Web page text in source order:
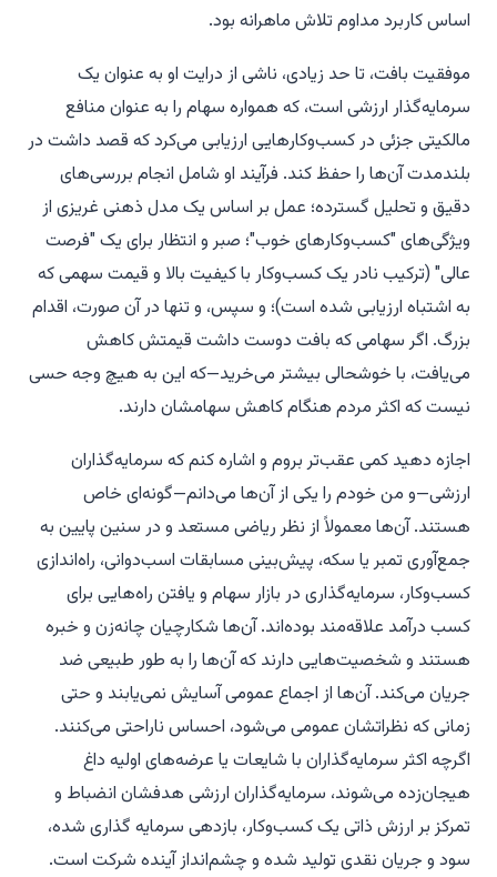
اساس کاربرد مداوم تلاش ماهرانه بود.
موفقیت بافت، تا حد زیادی، ناشی از درایت او به عنوان یک
سرمایه‌گذار ارزشی است، که همواره سهام را به عنوان منافع
مالکیتی جزئی در کسب‌وکارهایی ارزیابی می‌کرد که قصد داشت در
بلندمدت آن‌ها را حفظ کند. فرآیند او شامل انجام بررسی‌های
دقیق و تحلیل گسترده؛ عمل بر اساس یک مدل ذهنی غریزی از
ویژگی‌های "کسب‌وکارهای خوب"؛ صبر و انتظار برای یک "فرصت
عالی" (ترکیب نادر یک کسب‌وکار با کیفیت بالا و قیمت سهمی که
به اشتباه ارزیابی شده است)؛ و سپس، و تنها در آن صورت، اقدام
بزرگ. اگر سهامی که بافت دوست داشت قیمتش کاهش
می‌یافت، با خوشحالی بیشتر می‌خرید—که این به هیچ وجه حسی
نیست که اکثر مردم هنگام کاهش سهامشان دارند.
اجازه دهید کمی عقب‌تر بروم و اشاره کنم که سرمایه‌گذاران
ارزشی—و من خودم را یکی از آن‌ها می‌دانم—گونه‌ای خاص
هستند. آن‌ها معمولاً از نظر ریاضی مستعد و در سنین پایین به
جمع‌آوری تمبر یا سکه، پیش‌بینی مسابقات اسب‌دوانی، راه‌اندازی
کسب‌وکار، سرمایه‌گذاری در بازار سهام و یافتن راه‌هایی برای
کسب درآمد علاقه‌مند بوده‌اند. آن‌ها شکارچیان چانه‌زن و خبره
هستند و شخصیت‌هایی دارند که آن‌ها را به طور طبیعی ضد
جریان می‌کند. آن‌ها از اجماع عمومی آسایش نمی‌یابند و حتی
زمانی که نظراتشان عمومی می‌شود، احساس ناراحتی می‌کنند.
اگرچه اکثر سرمایه‌گذاران با شایعات یا عرضه‌های اولیه داغ
هیجان‌زده می‌شوند، سرمایه‌گذاران ارزشی هدفشان انضباط و
تمرکز بر ارزش ذاتی یک کسب‌وکار، بازدهی سرمایه گذاری شده،
سود و جریان نقدی تولید شده و چشم‌انداز آینده شرکت است.